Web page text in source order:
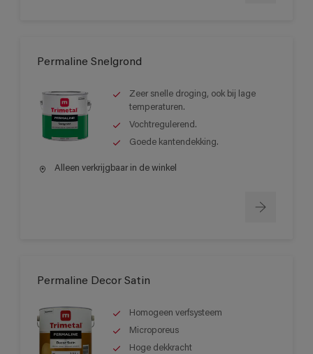
Permaline Snelgrond
Zeer snelle droging, ook bij lage
temperaturen.
Vochtregulerend.
Goede kantendekking.
Alleen verkrijgbaar in de winkel
Permaline Decor Satin
Homogeen verfsysteem
Microporeus
Hoge dekkracht